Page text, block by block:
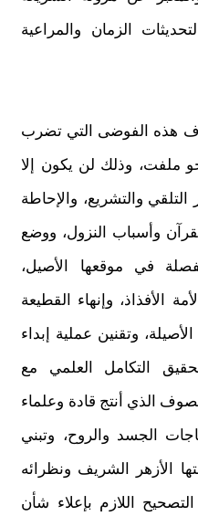
الزمان والمراعية
هذه الفوضى التي تضرب
ملفت، وذلك لن يكون إلا
التلقي والتشريع، والإحاطة
وأسباب النزول، ووضع
في موقعها الأصيل،
الأفذاذ، وإنهاء القطيعة
وتقنين عملية إبداء
التكامل العلمي مع
الذي أنتج قادة وعلماء
الجسد والروح، وتبني
الأزهر الشريف ونظرائه
اللازم بإعلاء شأن